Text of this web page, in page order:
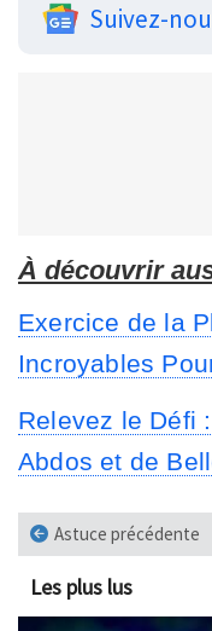
Suivez-
À découvrir
Exercice de la
Incroyables
Relevez le Défi
Abdos et de
Astuce précédente
Les plus lus